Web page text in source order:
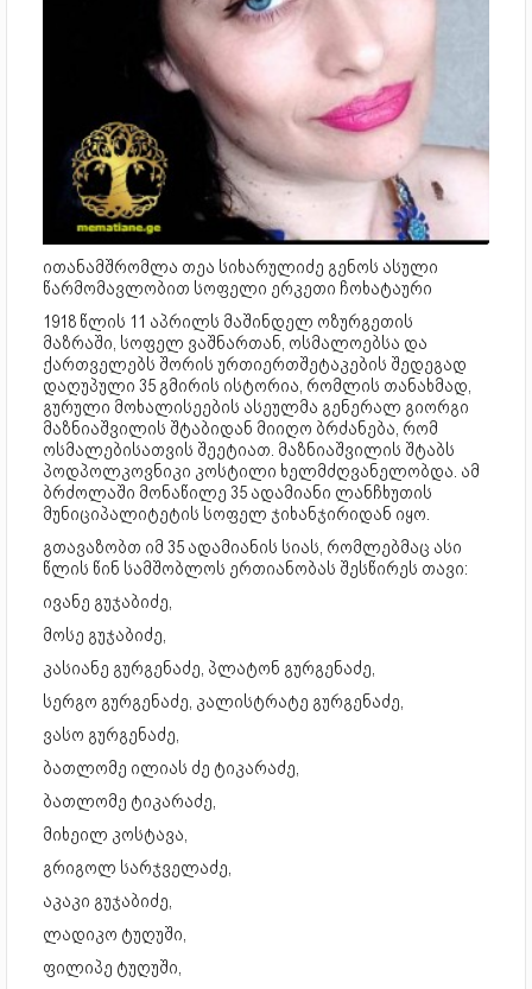
ითანამშრომლა თეა სიხარულიძე გენოს ასული
წარმომავლობით სოფელი ერკეთი ჩოხატაური
1918 წლის 11 აპრილს მაშინდელ ოზურგეთის
მაზრაში, სოფელ ვაშნართან, ოსმალოებსა და
ქართველებს შორის ურთიერთშეტაკების შედეგად
დაღუპული 35 გმირის ისტორია, რომლის თანახმად,
გურული მოხალისეების ასეულმა გენერალ გიორგი
მაზნიაშვილის შტაბიდან მიიღო ბრძანება, რომ
ოსმალებისათვის შეეტიათ. მაზნიაშვილის შტაბს
პოდპოლკოვნიკი კოსტილი ხელმძღვანელობდა. ამ
ბრძოლაში მონაწილე 35 ადამიანი ლანჩხუთის
მუნიციპალიტეტის სოფელ ჯიხანჯირიდან იყო.
გთავაზობთ იმ 35 ადამიანის სიას, რომლებმაც ასი
წლის წინ სამშობლოს ერთიანობას შესწირეს თავი:
ივანე გუჯაბიძე,
მოსე გუჯაბიძე,
კასიანე გურგენაძე, პლატონ გურგენაძე,
სერგო გურგენაძე, კალისტრატე გურგენაძე,
ვასო გურგენაძე,
ბათლომე ილიას ძე ტიკარაძე,
ბათლომე ტიკარაძე,
მიხეილ კოსტავა,
გრიგოლ სარჯველაძე,
აკაკი გუჯაბიძე,
ლადიკო ტუღუში,
ფილიპე ტუღუში,